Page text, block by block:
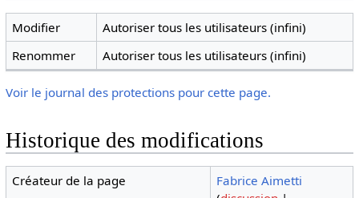
Modifier
Autoriser tous les utilisateurs (infini)
Renommer
Autoriser tous les utilisateurs (infini)
Voir le journal des protections pour cette page.
Historique des modifications
Créateur de la page
Fabrice Aimetti